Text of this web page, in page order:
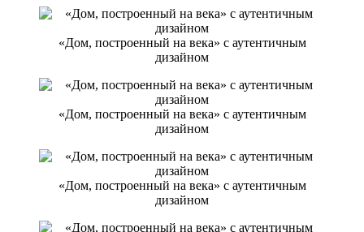
«Дом, построенный на века» с аутентичным
дизайном
«Дом, построенный на века» с аутентичным
дизайном
«Дом, построенный на века» с аутентичным
дизайном